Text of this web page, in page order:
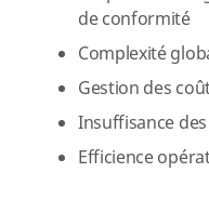
de conformité
Complexité
Gestion des
Insuffisance
Efficience